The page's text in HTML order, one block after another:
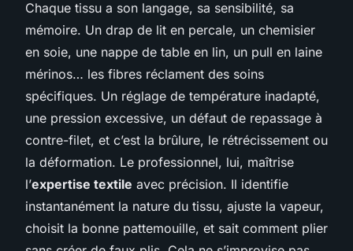
Chaque tissu a son langage, sa sensibilité, sa
mémoire. Un drap de lit en percale, un chemisier
en soie, une nappe de table en lin, un pull en laine
mérinos… les fibres réclament des soins
spécifiques. Un réglage de température inadapté,
une pression excessive, un défaut de repassage à
contre-filet, et c’est la brûlure, le rétrécissement ou
la déformation. Le professionnel, lui, maîtrise
l’expertise textile avec précision. Il identifie
instantanément la nature du tissu, ajuste la vapeur,
choisit la bonne pattemouille, et sait comment plier